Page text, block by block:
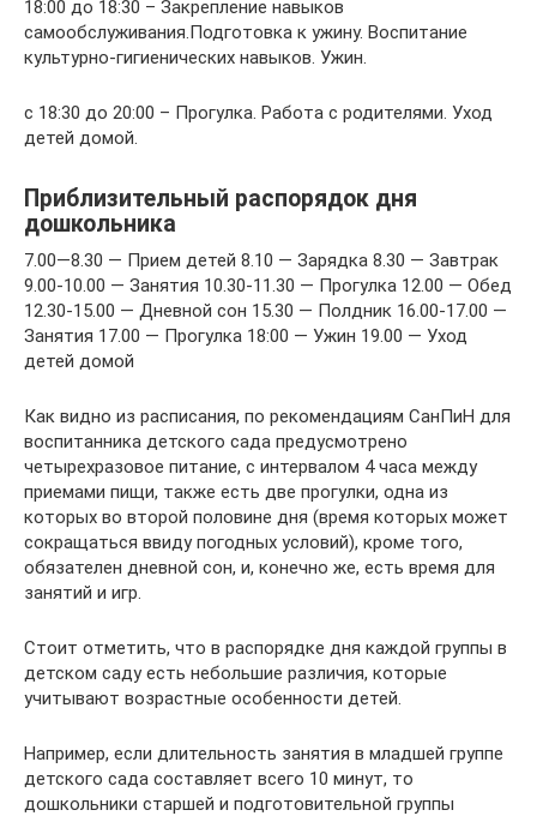
18:00 до 18:30 – Закрепление навыков
самообслуживания.Подготовка к ужину. Воспитание
культурно-гигиенических навыков. Ужин.
с 18:30 до 20:00 – Прогулка. Работа с родителями. Уход
детей домой.
Приблизительный распорядок дня
дошкольника
7.00—8.30 — Прием детей 8.10 — Зарядка 8.30 — Завтрак
9.00-10.00 — Занятия 10.30-11.30 — Прогулка 12.00 — Обед
12.30-15.00 — Дневной сон 15.30 — Полдник 16.00-17.00 —
Занятия 17.00 — Прогулка 18:00 — Ужин 19.00 — Уход
детей домой
Как видно из расписания, по рекомендациям СанПиН для
воспитанника детского сада предусмотрено
четырехразовое питание, с интервалом 4 часа между
приемами пищи, также есть две прогулки, одна из
которых во второй половине дня (время которых может
сокращаться ввиду погодных условий), кроме того,
обязателен дневной сон, и, конечно же, есть время для
занятий и игр.
Стоит отметить, что в распорядке дня каждой группы в
детском саду есть небольшие различия, которые
учитывают возрастные особенности детей.
Например, если длительность занятия в младшей группе
детского сада составляет всего 10 минут, то
дошкольники старшей и подготовительной группы